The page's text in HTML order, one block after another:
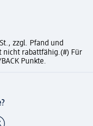
zzgl. Pfand und
nicht rabattfähig.(#) Für
Punkte.